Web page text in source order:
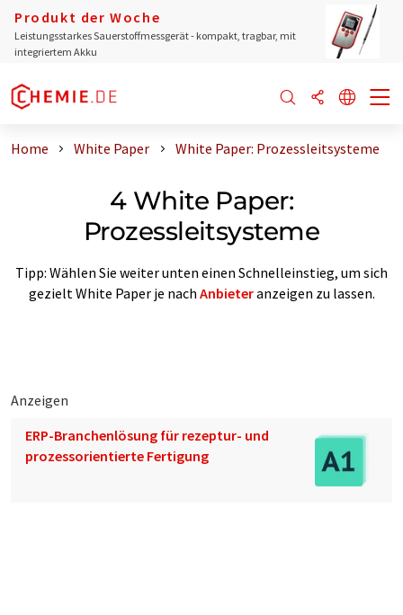
Produkt der Woche
Leistungsstarkes Sauerstoffmessgerät - kompakt, tragbar, mit
integriertem Akku
Home White Paper White Paper: Prozessleitsysteme
4 White Paper:
Prozessleitsysteme
Tipp: Wählen Sie weiter unten einen Schnelleinstieg, um sich
gezielt White Paper je nach Anbieteranzeigen zu lassen.
Anzeigen
ERP-Branchenlösung für rezeptur- und
prozessorientierte Fertigung